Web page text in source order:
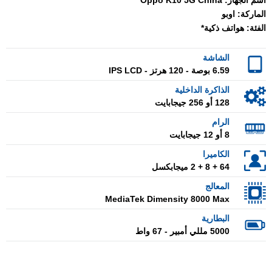
الماركة: اوبو
الفئة: هواتف ذكية*
الشاشة
6.59 بوصة - 120 هرتز - IPS LCD
الذاكرة الداخلية
128 أو 256 جيجابايت
الرام
8 أو 12 جيجابايت
الكاميرا
64 + 8 + 2 ميجابكسل
المعالج
MediaTek Dimensity 8000 Max
البطارية
5000 مللي أمبير - 67 واط